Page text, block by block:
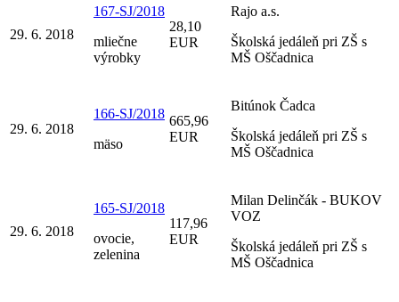
29. 6. 2018
167-SJ/2018
mliečne
výrobky
28,10
EUR
Rajo a.s.
Školská jedáleň pri ZŠ s
MŠ Oščadnica
29. 6. 2018
166-SJ/2018
mäso
665,96
EUR
Bitúnok Čadca
Školská jedáleň pri ZŠ s
MŠ Oščadnica
29. 6. 2018
165-SJ/2018
ovocie,
zelenina
117,96
EUR
Milan Delinčák - BUKOV
VOZ
Školská jedáleň pri ZŠ s
MŠ Oščadnica